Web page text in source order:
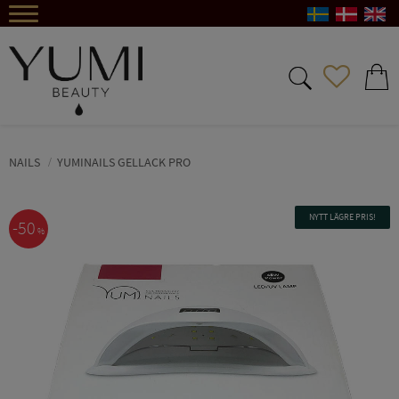
NAILS YUMINAILS GELLACK PRO
50 %
NYTT LÄGRE PRIS!